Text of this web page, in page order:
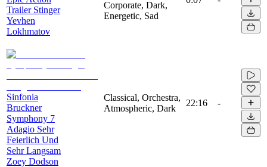
Trailer Stinger
Yevhen
Lokhmatov
Corporate, Dark,
Energetic, Sad
Sinfonia
Bruckner
Symphony 7
Adagio Sehr
Feierlich Und
Sehr Langsam
Zoey Dodson
Classical, Orchestra,
Atmospheric, Dark
22:16 -